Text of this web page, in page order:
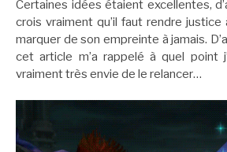
Certaines idées étaient excellentes,
crois vraiment qu’il faut rendre
marquer de son empreinte à jamais.
cet article m’a rappelé à quel point
vraiment très envie de le relancer…